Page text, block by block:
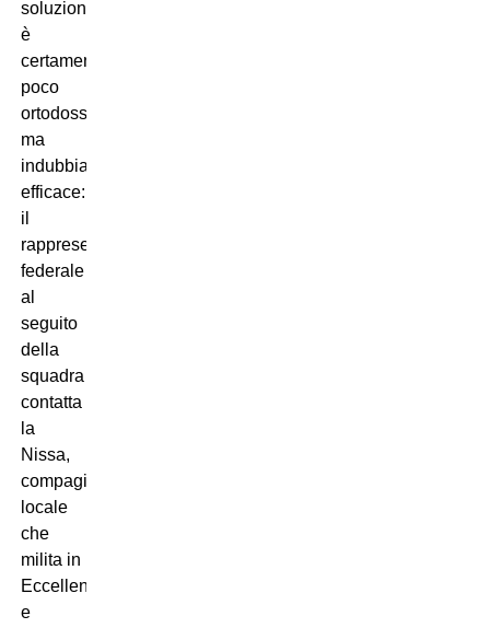
soluzione
è
certamente
poco
ortodossa,
ma
indubbiamente
efficace:
il
rappresentante
federale
al
seguito
della
squadra
contatta
la
Nissa,
compagine
locale
che
milita in
Eccellenza
e